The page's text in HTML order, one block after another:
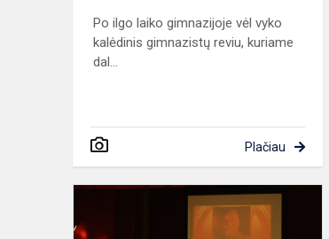
Po ilgo laiko gimnazijoje vėl vyko
kalėdinis gimnazistų reviu, kuriame
dal...
Plačiau